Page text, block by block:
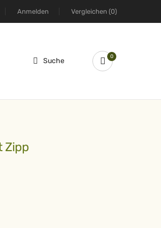
Anmelden Vergleichen (0)
Suche 0
Zipp